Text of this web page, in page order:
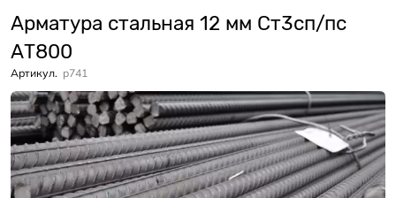
Арматура стальная 12 мм Ст3сп/пс
АТ800
Артикул. p741